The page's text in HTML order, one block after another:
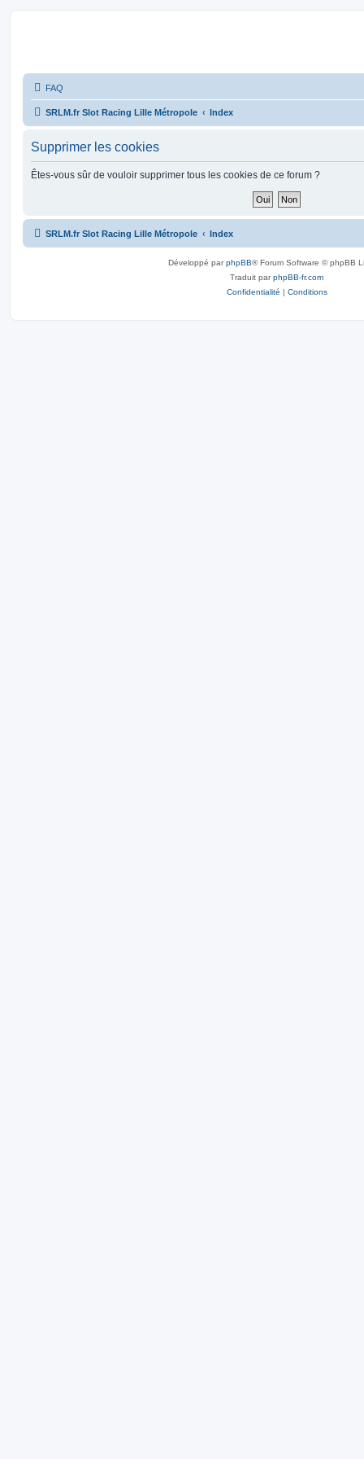
FAQ
SRLM.fr Slot Racing Lille Métropole Index
Supprimer les cookies
Êtes-vous sûr de vouloir supprimer tous les cookies de ce forum ?
SRLM.fr Slot Racing Lille Métropole Index
Développé parphpBB® Forum Software © phpBB
Traduit parphpBB-fr.com
Confidentialité | Conditions